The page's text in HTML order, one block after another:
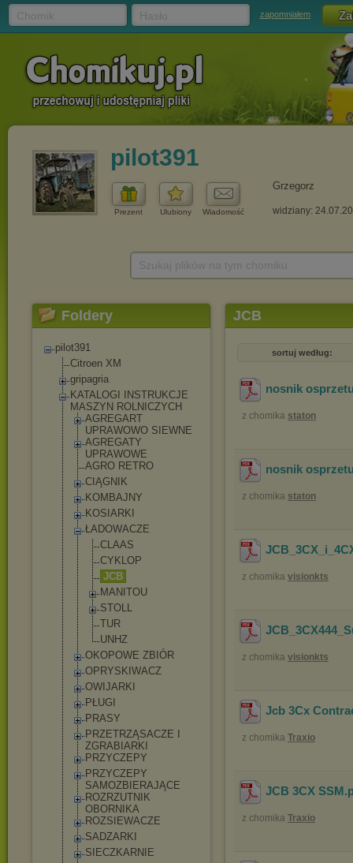
zapomniałem
pilot391
Prezent Ulubiony Wiadomość
Grzegorz
widziany:
Foldery
pilot391
Citroen XM
gripagria
KATALOGI INSTRUKCJE
MASZYN ROLNICZYCH
AGREGART
UPRAWOWO SIEWNE
AGREGATY
UPRAWOWE
AGRO RETRO
CIĄGNIK
KOMBAJNY
KOSIARKI
ŁADOWACZE
CLAAS
CYKLOP
JCB
MANITOU
STOLL
TUR
UNHZ
OKOPOWE ZBIÓR
OPRYSKIWACZ
OWIJARKI
PŁUGI
PRASY
PRZETRZĄSACZE I
ZGRABIARKI
PRZYCZEPY
PRZYCZEPY
SAMOZBIERAJĄCE
ROZRZUTNIK
OBORNIKA
ROZSIEWACZE
SADZARKI
SIECZKARNIE
JCB
sortuj według:
nosnik
z chomika staton
nosnik
z chomika staton
z chomika visionkts
z chomika visionkts
Jcb 3Cx
z chomika Traxio
JCB 3CX SSM
z chomika Traxio